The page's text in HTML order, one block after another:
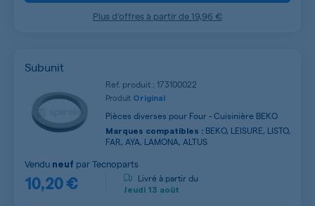
Plus d’offres à partir de19,96 €
Subunit
Ref. produit : 173100022
Produit Original
Pièces diverses pour Four - Cuisinière BEKO
Marques compatibles : BEKO, LEISURE, LISTO,
FAR, AYA, LAMONA, ALTUS
10,20 €
Vendu neuf parTecnoparts
Livré à partir du
Jeudi 13 août